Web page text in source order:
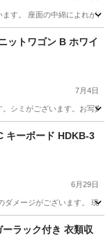
す。 座面の中綿によれが
ットワゴン B ホワイ
7月4日
シミがございます。お写
キーボード HDKB-3
6月29日
ダメージがございます。
頭 ラック付き 衣類収